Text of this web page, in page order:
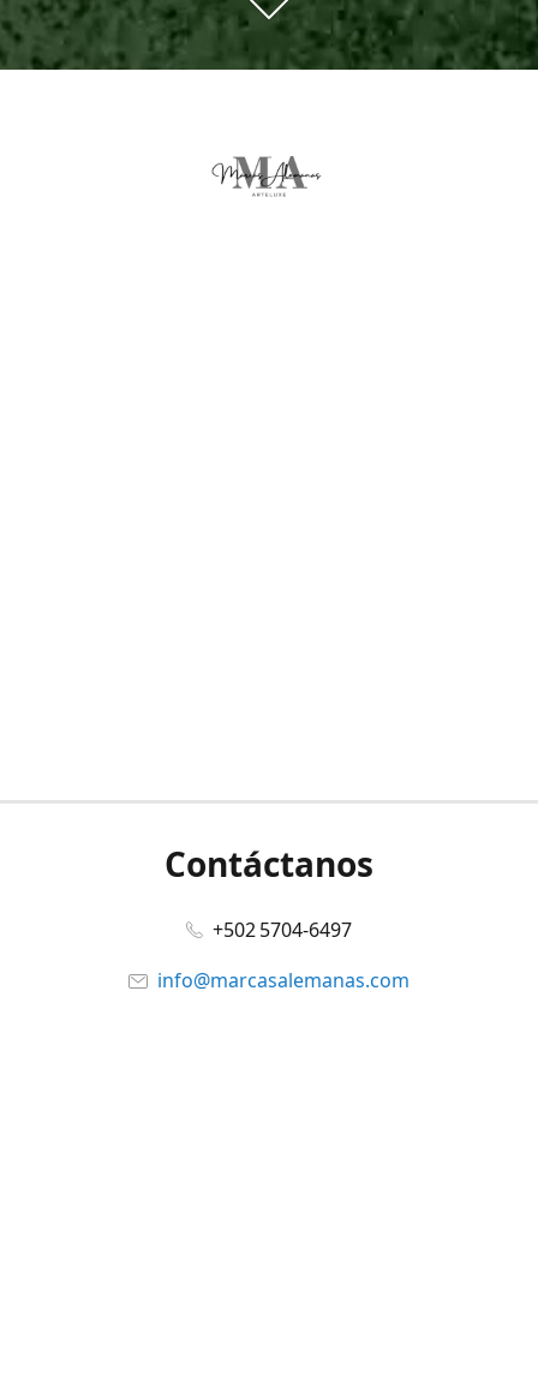
Contáctanos
+502 5704-6497
info@marcasalemanas.com